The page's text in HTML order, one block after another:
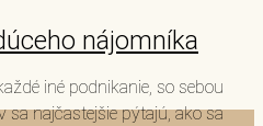
nájomníka
iné podnikanie, so sebou
sa najčastejšie pýtajú, ako sa